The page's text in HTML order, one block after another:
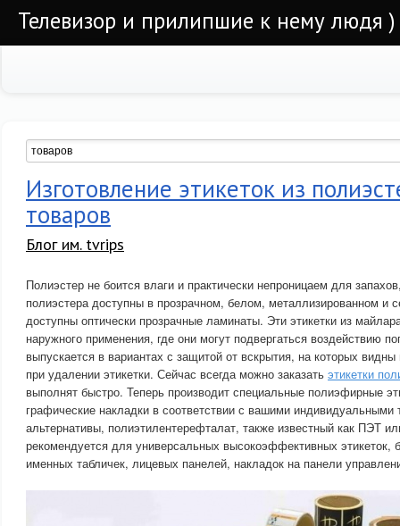
Телевизор и прилипшие к нему людя )
Изготовление этикеток из
товаров
Блог им. tvrips
Полиэстер не боится влаги и практически непроницаем для
полиэстера доступны в прозрачном, белом, металлизированном и
доступны оптически прозрачные ламинаты. Эти этикетки из
наружного применения, где они могут подвергаться воздействию
выпускается в вариантах с защитой от вскрытия, на которых
при удалении этикетки. Сейчас всегда можно заказать этикетки
выполнят быстро. Теперь производит специальные полиэфирные
графические накладки в соответствии с вашими индивидуальными
альтернативы, полиэтилентерефталат, также известный как ПЭТ
рекомендуется для универсальных высокоэффективных этикеток,
именных табличек, лицевых панелей, накладок на панели